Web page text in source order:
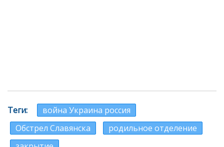
Теги
война Украина россия
Обстрел Славянска
родильное отделение